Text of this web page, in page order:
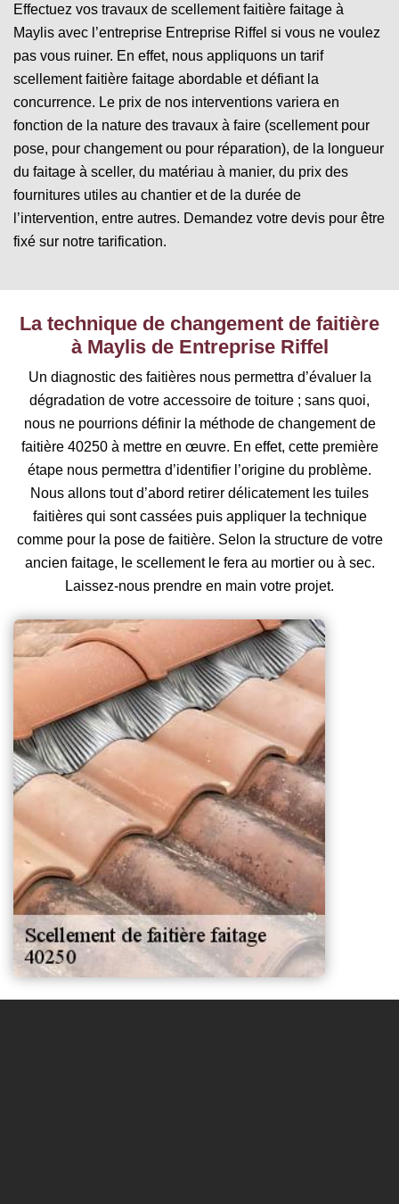
Effectuez vos travaux de scellement faitière faitage à
Maylis avec l’entreprise Entreprise Riffel si vous ne voulez
pas vous ruiner. En effet, nous appliquons un tarif
scellement faitière faitage abordable et défiant la
concurrence. Le prix de nos interventions variera en
fonction de la nature des travaux à faire (scellement pour
pose, pour changement ou pour réparation), de la longueur
du faitage à sceller, du matériau à manier, du prix des
fournitures utiles au chantier et de la durée de
l’intervention, entre autres. Demandez votre devis pour être
fixé sur notre tarification.
La technique de changement de faitière
à Maylis de Entreprise Riffel
Un diagnostic des faitières nous permettra d’évaluer la
dégradation de votre accessoire de toiture ; sans quoi,
nous ne pourrions définir la méthode de changement de
faitière 40250 à mettre en œuvre. En effet, cette première
étape nous permettra d’identifier l’origine du problème.
Nous allons tout d’abord retirer délicatement les tuiles
faitières qui sont cassées puis appliquer la technique
comme pour la pose de faitière. Selon la structure de votre
ancien faitage, le scellement le fera au mortier ou à sec.
Laissez-nous prendre en main votre projet.